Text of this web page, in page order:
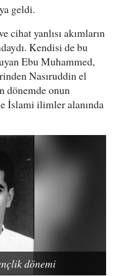
geldi.
cihat yanlısı akımların
Kendisi de bu
Ebu Muhammed,
Nasıruddin el
dönemde onun
İslami ilimler alanında
dönemi